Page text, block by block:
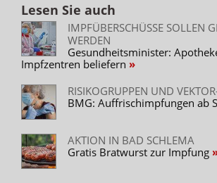
Lesen Sie auch
IMPFÜBERSCHÜSSE SOLLEN
WERDEN
Gesundheitsminister:
Impfzentren beliefern
RISIKOGRUPPEN UND
BMG: Auffrischimpfungen ab
AKTION IN BAD SCHLEMA
Gratis Bratwurst zur Impfung